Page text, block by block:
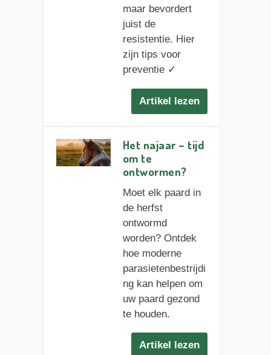
maar bevordert
juist de
resistentie. Hier
zijn tips voor
preventie ✓
Artikel lezen
Het najaar – tijd
om te
ontwormen?
Moet elk paard in
de herfst
ontwormd
worden? Ontdek
hoe moderne
parasietenbestrijdi
ng kan helpen om
uw paard gezond
te houden.
Artikel lezen